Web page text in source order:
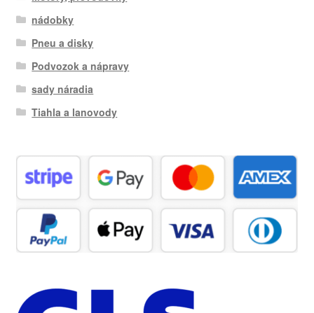
nádobky
Pneu a disky
Podvozok a nápravy
sady náradia
Tiahla a lanovody